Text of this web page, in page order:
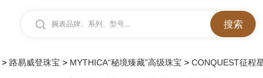
腕表品牌、系列、型号...
> 路易威登珠宝 > MYTHICA“秘境臻藏”高级珠宝 > CONQUEST征程